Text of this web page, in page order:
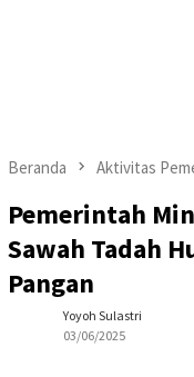
Beranda Aktivitas
Pemerintah
Sawah Tadah
Pangan
Yoyoh Sulastri
03/06/2025